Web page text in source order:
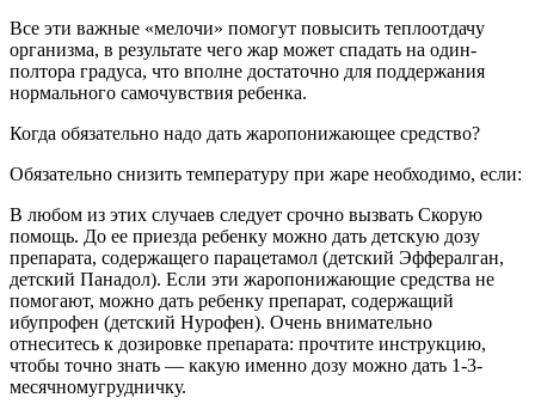
Все эти важные «мелочи» помогут повысить теплоотдачу
организма, в результате чего жар может спадать на один-
полтора градуса, что вполне достаточно для поддержания
нормального самочувствия ребенка.
Когда обязательно надо дать жаропонижающее средство?
Обязательно снизить температуру при жаре необходимо, если:
В любом из этих случаев следует срочно вызвать Скорую
помощь. До ее приезда ребенку можно дать детскую дозу
препарата, содержащего парацетамол (детский Эффералган,
детский Панадол). Если эти жаропонижающие средства не
помогают, можно дать ребенку препарат, содержащий
ибупрофен (детский Нурофен). Очень внимательно
отнеситесь к дозировке препарата: прочтите инструкцию,
чтобы точно знать — какую именно дозу можно дать 1-3-
месячномугрудничку.